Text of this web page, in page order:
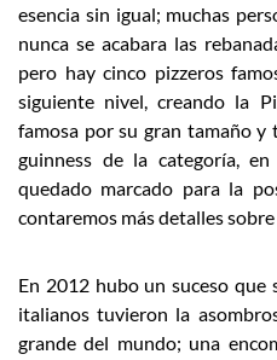
esencia sin igual; muchas
nunca se acabara las
pero hay cinco pizzeros
siguiente nivel, creando la
famosa por su gran tamaño
guinness de la categoría,
quedado marcado para la
contaremos más detalles sobre
En 2012 hubo un suceso que
italianos tuvieron la
grande del mundo; una